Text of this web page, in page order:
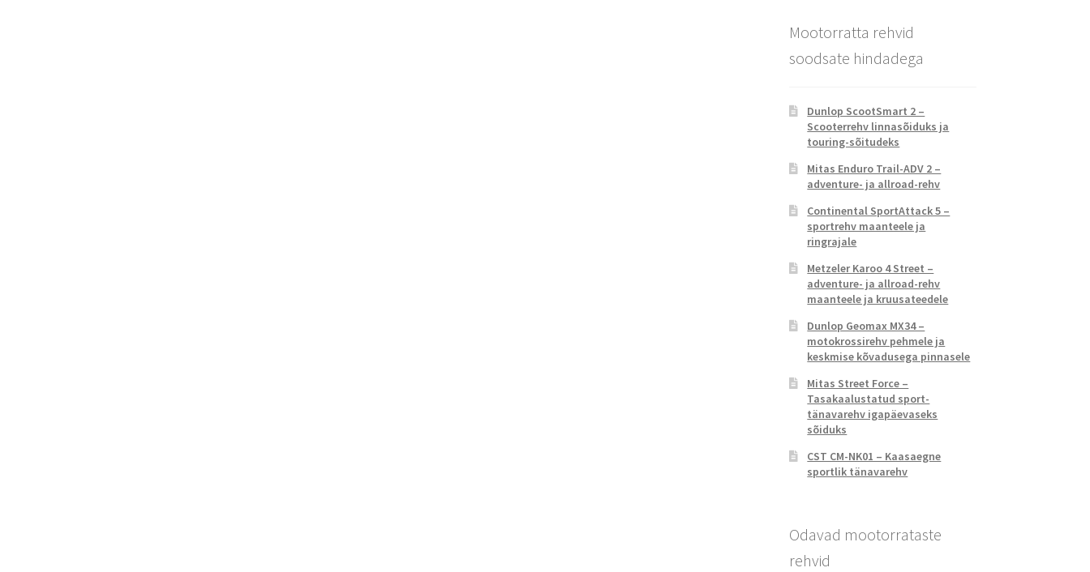
Mootorratta rehvid
soodsate hindadega
Dunlop ScootSmart 2 –
Scooterrehv linnasõiduks ja
touring-sõitudeks
Mitas Enduro Trail-ADV 2 –
adventure- ja allroad-rehv
Continental SportAttack 5 –
sportrehv maanteele ja
ringrajale
Metzeler Karoo 4 Street –
adventure- ja allroad-rehv
maanteele ja kruusateedele
Dunlop Geomax MX34 –
motokrossirehv pehmele ja
keskmise kõvadusega pinnasele
Mitas Street Force –
Tasakaalustatud sport-
tänavarehv igapäevaseks
sõiduks
CST CM-NK01 – Kaasaegne
sportlik tänavarehv
Odavad mootorrataste
rehvid